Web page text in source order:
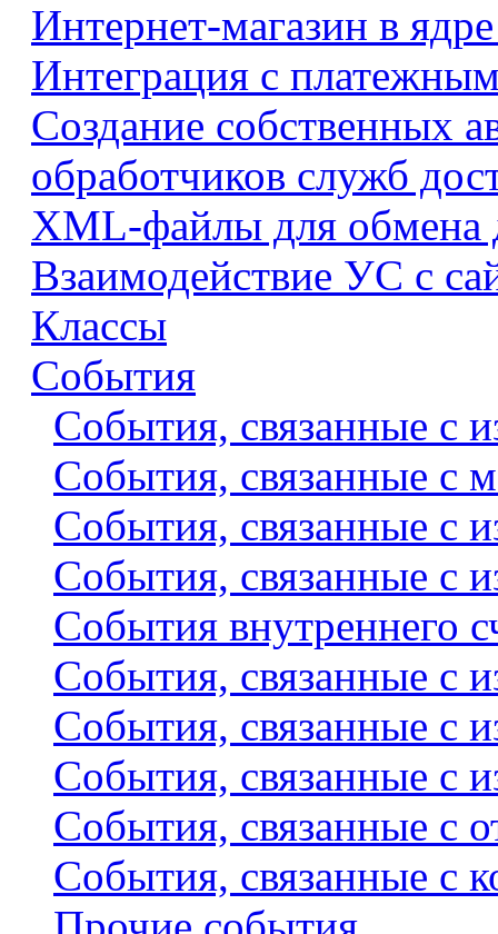
Интернет-магазин в
Интеграция с
Создание собственных
обработчиков служб
XML-файлы для обмена
Взаимодействие УС с
Классы
События
События, связанные с
События, связанные с
События, связанные с
События, связанные с
События внутреннего
События, связанные с
События, связанные с
События, связанные с
События, связанные с
События, связанные с